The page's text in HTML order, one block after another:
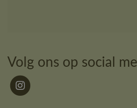
Volg ons op social